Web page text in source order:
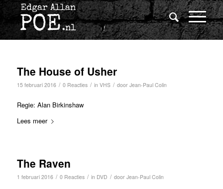
The House of Usher
15 februari 2016 / 0 Reacties / in VHS / door Jean-Paul Colin
Regie: Alan Birkinshaw
Lees meer
The Raven
1 februari 2016 / 0 Reacties / in DVD / door Jean-Paul Colin